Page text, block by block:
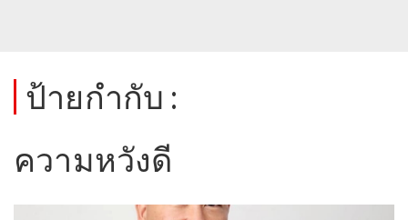
ป้ายกำกับ :
ความหวังดี